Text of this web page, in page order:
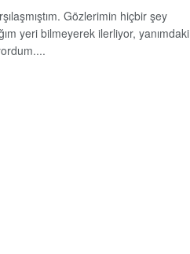
Gözlerimin hiçbir şey
yeri bilmeyerek ilerliyor, yanımdaki